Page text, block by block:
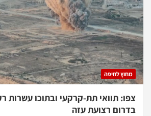
מחוץ לחיפה
צפו: תוואי תת-קרקעי ובתוכו עשרות
בדרום רצועת עזה